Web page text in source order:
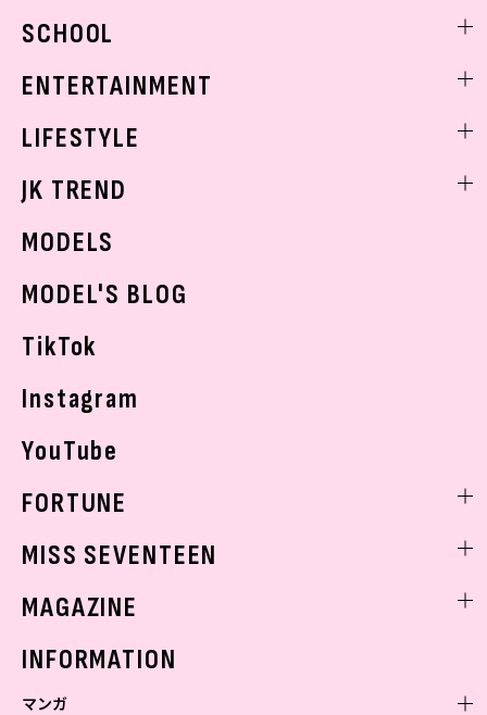
着回し
ベストコスメ
ボディケア
SCHOOL
学校ヘアメイク
ENTERTAINMENT
K-POP
LIFESTYLE
モデルの購入品
JK TREND
MODELS
MODEL'S BLOG
TikTok
Instagram
YouTube
FORTUNE
MISS SEVENTEEN
MAGAZINE
INFORMATION
マンガ